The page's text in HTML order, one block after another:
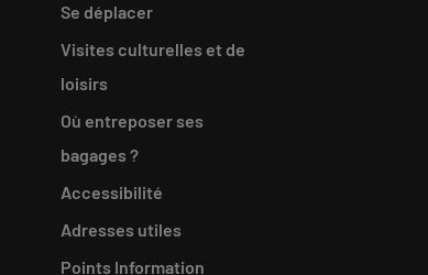
Se déplacer
Visites culturelles et de
loisirs
Où entreposer ses
bagages ?
Accessibilité
Adresses utiles
Points Information